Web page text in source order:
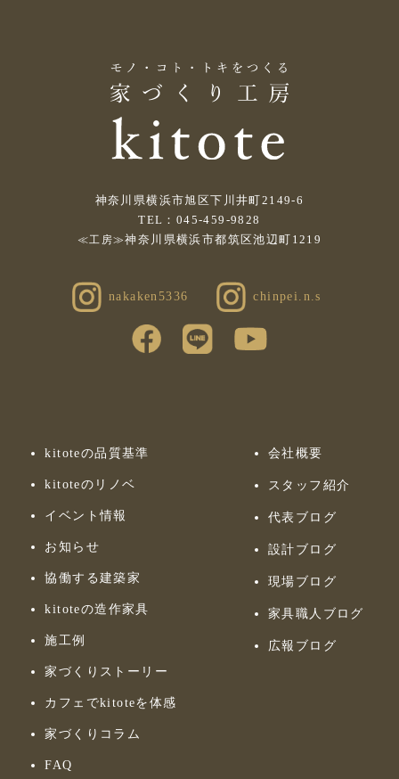
神奈川県横浜市旭区下川井町2149-6
TEL：045-459-9828
≪工房≫神奈川県横浜市都筑区池辺町1219
nakaken5336 chinpei.n.s
kitoteの品質基準
kitoteのリノベ
イベント情報
お知らせ
協働する建築家
kitoteの造作家具
施工例
家づくりストーリー
カフェでkitoteを体感
家づくりコラム
FAQ
会社概要
スタッフ紹介
代表ブログ
設計ブログ
現場ブログ
家具職人ブログ
広報ブログ